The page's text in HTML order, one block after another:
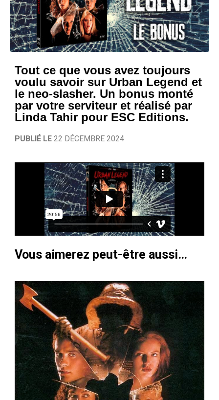
Tout ce que vous avez toujours
voulu savoir sur Urban Legend et
le neo-slasher. Un bonus monté
par votre serviteur et réalisé par
Linda Tahir pour ESC Editions.
PUBLIÉ LE 22 DÉCEMBRE 2024
Vous aimerez peut-être aussi…